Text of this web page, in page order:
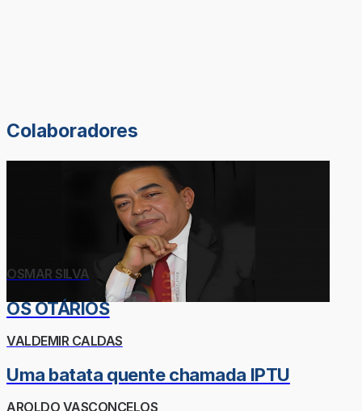
Colaboradores
OSMAR SILVA
OS OTÁRIOS
VALDEMIR CALDAS
Uma batata quente chamada IPTU
AROLDO VASCONCELOS